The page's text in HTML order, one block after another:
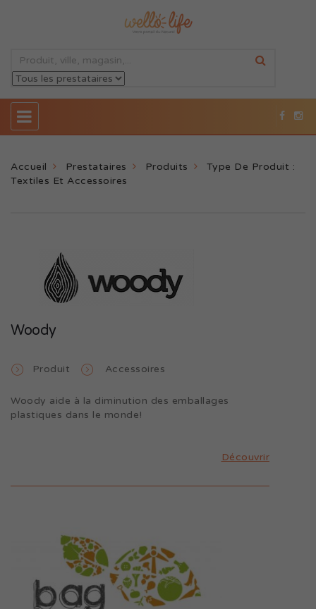
Accueil Prestataires Produits
Type De Produit :
Textiles Et Accessoires
Woody
Produit Accessoires
Woody aide à la diminution des emballages
plastiques dans le monde!
Découvrir